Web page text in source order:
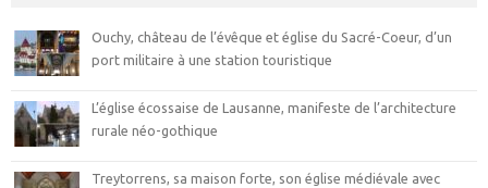
Ouchy, château de l’évêque et église du Sacré-Coeur, d’un
port militaire à une station touristique
L’église écossaise de Lausanne, manifeste de l’architecture
rurale néo-gothique
Treytorrens, sa maison forte, son église médiévale avec